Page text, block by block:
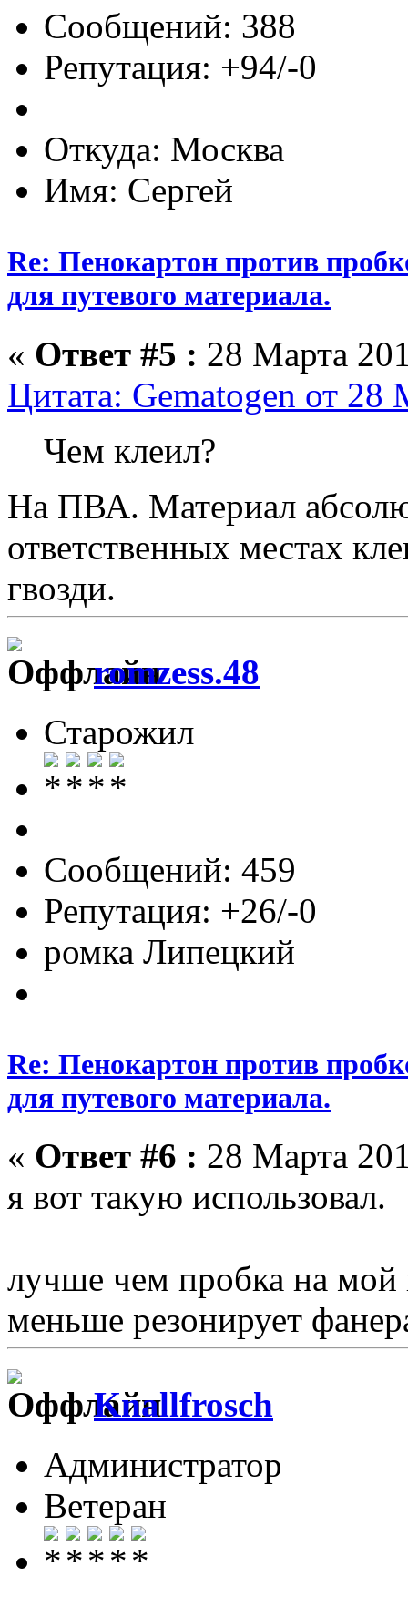
Сообщений: 388
Репутация: +94/-0
Откуда: Москва
Имя: Сергей
Re: Пенокартон против
для путевого материала.
« Ответ #5 : 28 Марта
Цитата: Gematogen от
Чем клеил?
На ПВА. Материал
ответственных местах
гвозди.
romzess.48
Старожил
Сообщений: 459
Репутация: +26/-0
ромка Липецкий
Re: Пенокартон против
для путевого материала.
« Ответ #6 : 28 Марта
я вот такую использовал.
лучше чем пробка на мой
меньше резонирует
Knallfrosch
Администратор
Ветеран